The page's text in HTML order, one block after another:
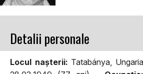
Detalii personale
Locul naşterii: Tatabánya,